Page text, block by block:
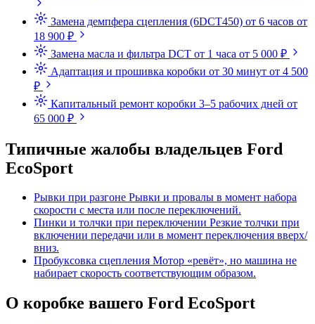
Замена демпфера сцепления (6DCT450) от 6 часов от
18 900 ₽
Замена масла и фильтра DCT от 1 часа от 5 000 ₽
Адаптация и прошивка коробки от 30 минут от 4 500
₽
Капитальный ремонт коробки 3–5 рабочих дней от
65 000 ₽
Типичные жалобы владельцев Ford
EcoSport
Рывки при разгоне Рывки и провалы в момент набора
скорости с места или после переключений.
Пинки и толчки при переключении Резкие толчки при
включении передачи или в момент переключения вверх/
вниз.
Пробуксовка сцепления Мотор «ревёт», но машина не
набирает скорость соответствующим образом.
О коробке вашего Ford EcoSport